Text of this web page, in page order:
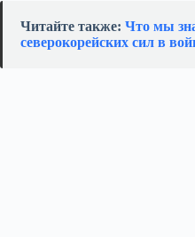
Читайте также: Что мы
северокорейских сил в